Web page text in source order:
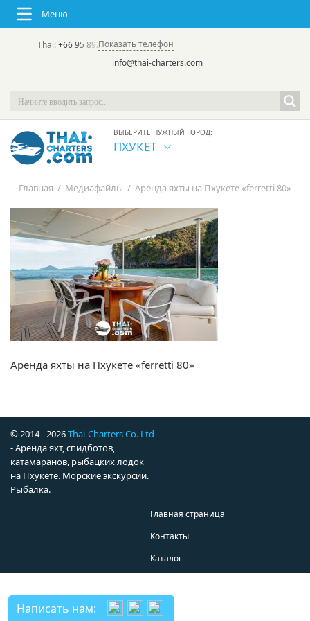
Меню
Thai:+66 95 892 7646(rus/eng) | в России:
Показать телефон
info@thai-charters.com
ВЫБЕРИТЕ НУЖНЫЙ ГОРОД:
ПХУКЕТ
Главная / Медиафайлы / Аренда яхты на Пхукете «ferretti 80»
Аренда яхты на Пхукете «ferretti 80»
© 2014 - 2026Thai-Charters Co. Ltd
- Аренда яхт, спидботов,
катамаранов, рыбацких лодок
на Пхукете. Морские экскурсии.
Рыбалка.
Главная страница
Контакты
Каталог
Написать нам: